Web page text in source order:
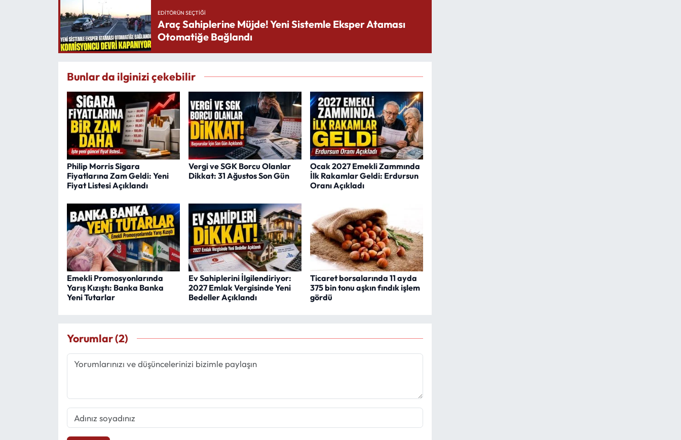
EDITÖRÜN SEÇTIĞI
Araç Sahiplerine Müjde! Yeni Sistemle Eksper Ataması
Otomatiğe Bağlandı
Bunlar da ilginizi çekebilir
Philip Morris Sigara
Fiyatlarına Zam Geldi: Yeni
Fiyat Listesi Açıklandı
Vergi ve SGK Borcu Olanlar
Dikkat: 31 Ağustos Son Gün
Ocak 2027 Emekli Zammında
İlk Rakamlar Geldi: Erdursun
Oranı Açıkladı
Emekli Promosyonlarında
Yarış Kızıştı: Banka Banka
Yeni Tutarlar
Ev Sahiplerini İlgilendiriyor:
2027 Emlak Vergisinde Yeni
Bedeller Açıklandı
Ticaret borsalarında 11 ayda
375 bin tonu aşkın fındık işlem
gördü
Yorumlar (2)